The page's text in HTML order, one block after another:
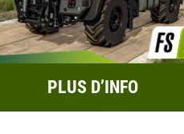
PLUS D’INFO